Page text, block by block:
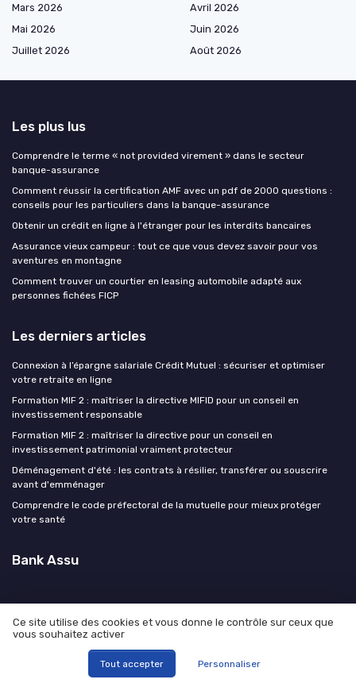
Mars 2026
Avril 2026
Mai 2026
Juin 2026
Juillet 2026
Août 2026
Les plus lus
Comprendre le terme « not provided virement » dans le secteur
banque-assurance
Comment réussir la certification AMF avec un pdf de 2000 questions :
conseils pour les particuliers dans la banque-assurance
Obtenir un crédit en ligne à l'étranger pour les interdits bancaires
Assurance vieux campeur : tout ce que vous devez savoir pour vos
aventures en montagne
Comment trouver un courtier en leasing automobile adapté aux
personnes fichées FICP
Les derniers articles
Connexion à l’épargne salariale Crédit Mutuel : sécuriser et optimiser
votre retraite en ligne
Formation MIF 2 : maîtriser la directive MIFID pour un conseil en
investissement responsable
Formation MIF 2 : maîtriser la directive pour un conseil en
investissement patrimonial vraiment protecteur
Déménagement d'été : les contrats à résilier, transférer ou souscrire
avant d'emménager
Comprendre le code préfectoral de la mutuelle pour mieux protéger
votre santé
Bank Assu
Mentions légales
© Bank Assu 2026
Ce site utilise des cookies et vous donne le contrôle sur ceux que
vous souhaitez activer
Tout accepter Personnaliser